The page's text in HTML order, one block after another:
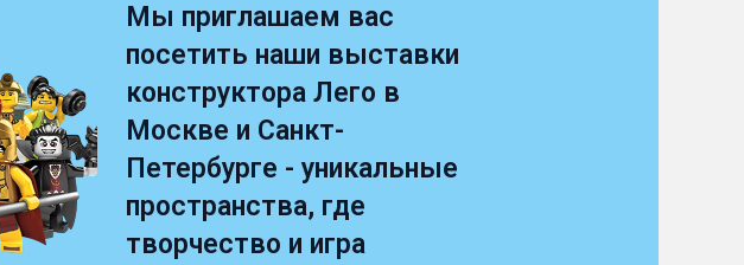
Мы приглашаем вас
посетить наши выставки
конструктора Лего в
Москве и Санкт-
Петербурге - уникальные
пространства, где
творчество и игра